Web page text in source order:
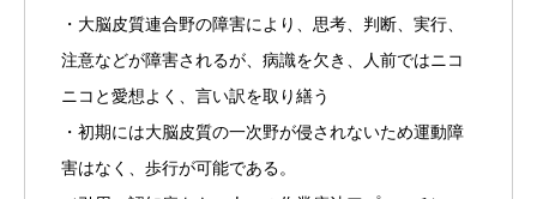
・大脳皮質連合野の障害により、思考、判断、実行、
注意などが障害されるが、病識を欠き、人前ではニコ
ニコと愛想よく、言い訳を取り繕う
・初期には大脳皮質の一次野が侵されないため運動障
害はなく、歩行が可能である。